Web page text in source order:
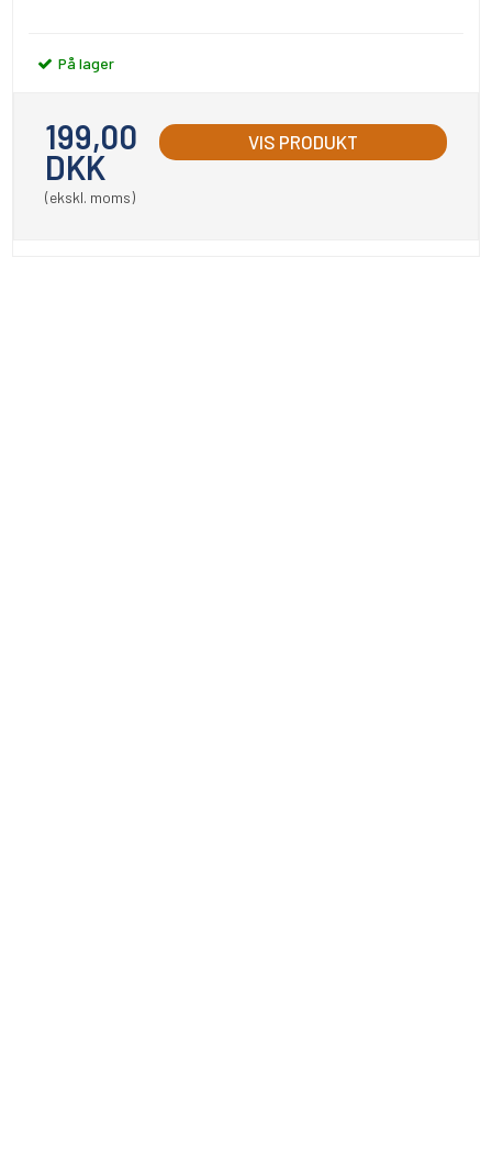
På lager
199,00
DKK
(ekskl. moms)
VIS PRODUKT